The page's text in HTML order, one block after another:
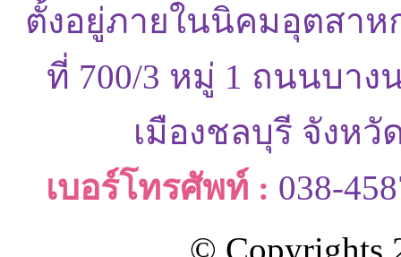
ตั้งอยู่ภายในนิคมอุตสาห
ที่ 700/3 หมู่ 1 ถนนบาง
เมืองชลบุรี จังห
เบอร์โทรศัพท์ : 038-
© Copyrights